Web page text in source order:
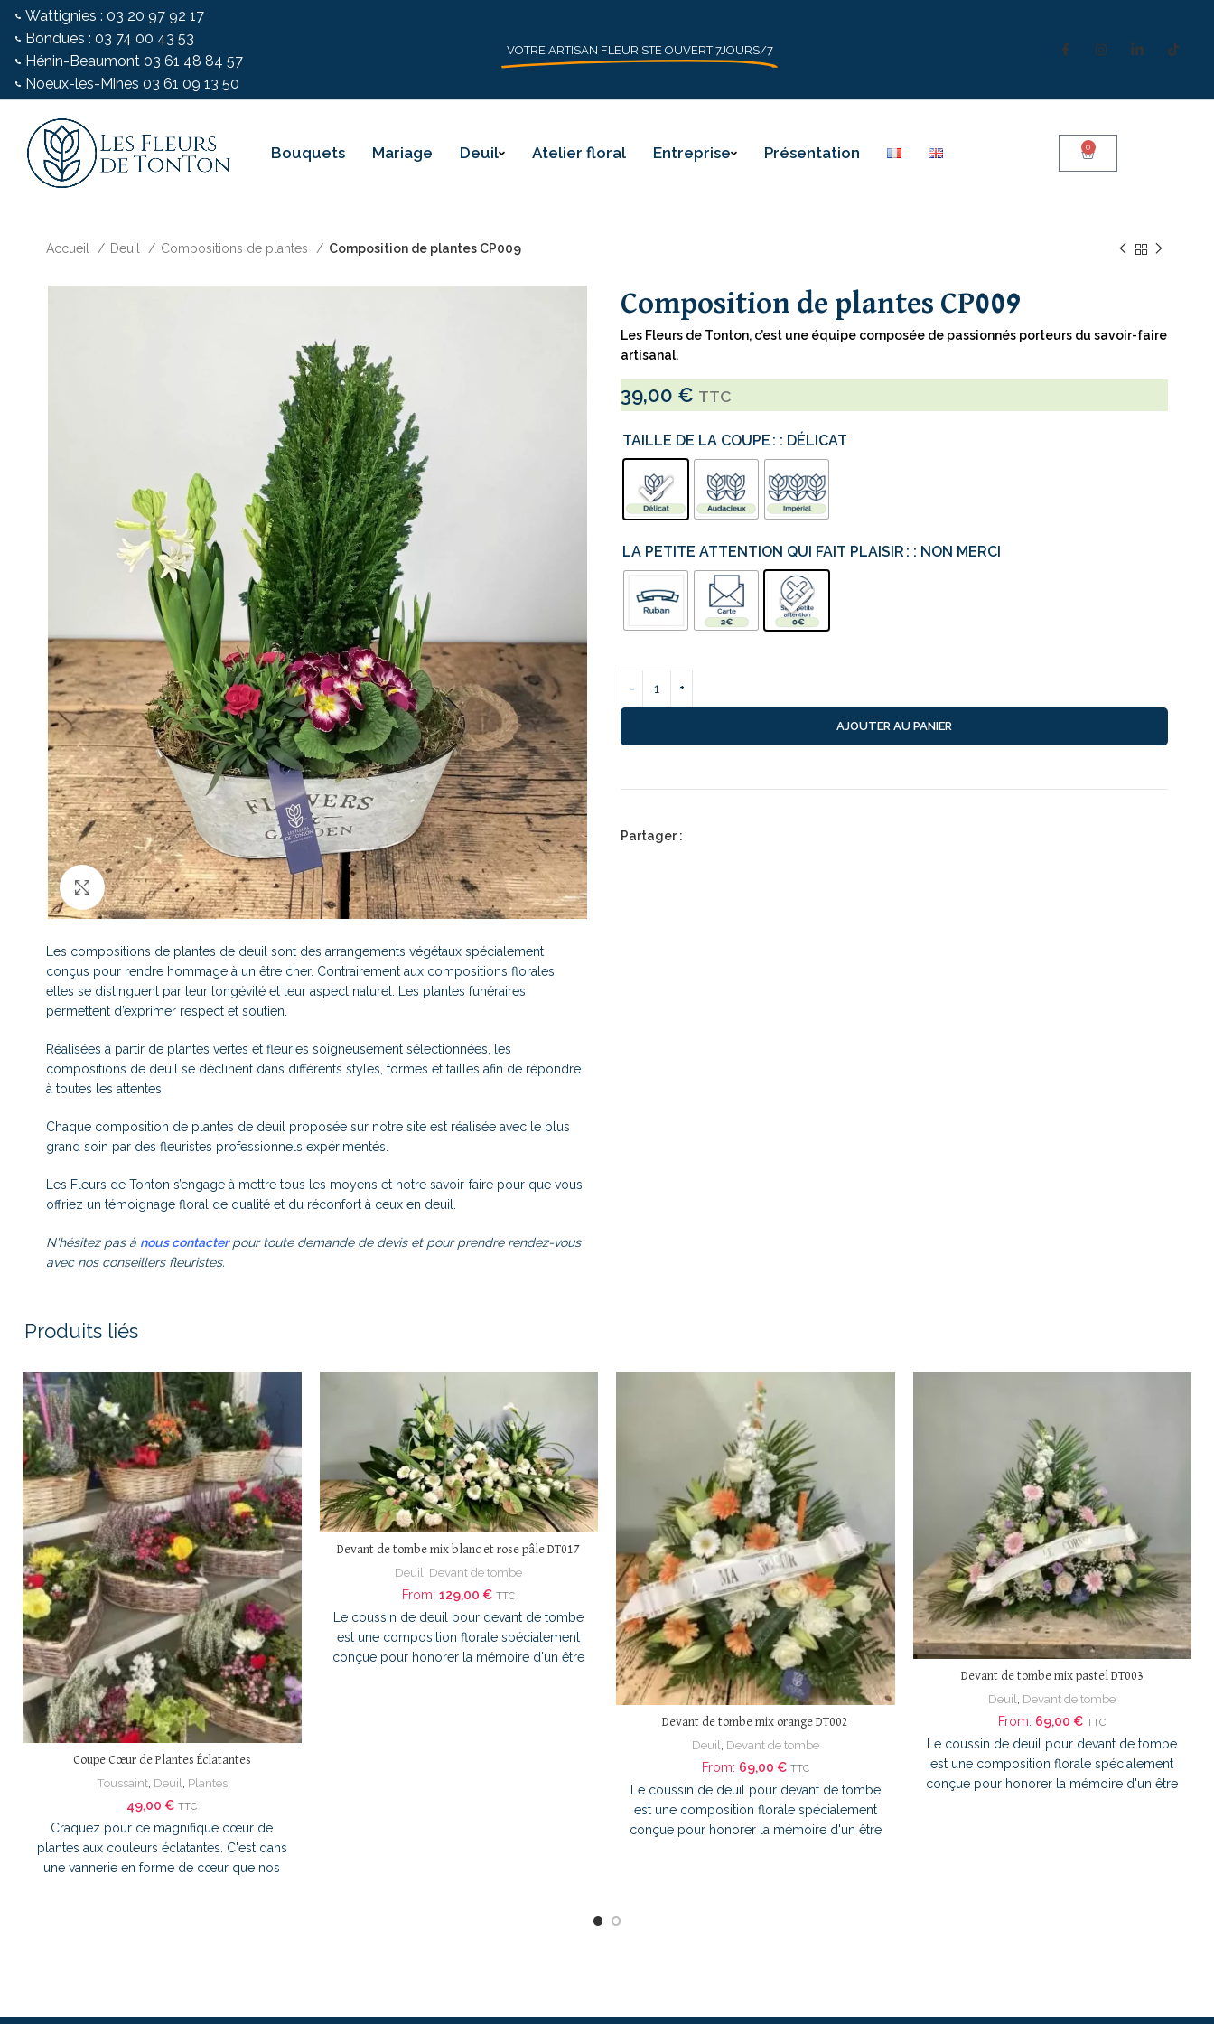
Wattignies : 03 20 97 92 17
Bondues : 03 74 00 43 53
Hénin-Beaumont 03 61 48 84 57
Noeux-les-Mines 03 61 09 13 50
VOTRE ARTISAN FLEURISTE OUVERT 7JOURS/7
Bouquets Mariage Deuil Atelier floral Entreprise Présentation 0
Accueil Deuil Compositions de plantes Composition de plantes CP009
Click to enlarge
Les compositions de plantes de deuil sont des arrangements végétaux spécialement
conçus pour rendre hommage à un être cher. Contrairement aux compositions florales,
elles se distinguent par leur longévité et leur aspect naturel. Les plantes funéraires
permettent d’exprimer respect et soutien.
Réalisées à partir de plantes vertes et fleuries soigneusement sélectionnées, les
compositions de deuil se déclinent dans différents styles, formes et tailles afin de répondre
à toutes les attentes.
Chaque composition de plantes de deuil proposée sur notre site est réalisée avec le plus
grand soin par des fleuristes professionnels expérimentés.
Les Fleurs de Tonton s’engage à mettre tous les moyens et notre savoir-faire pour que vous
offriez un témoignage floral de qualité et du réconfort à ceux en deuil.
N'hésitez pas à nous contacterpour toute demande de devis et pour prendre rendez-vous
avec nos conseillers fleuristes.
Composition de plantes CP009
Les Fleurs de Tonton, c’est une équipe composée de passionnés porteurs du savoir-faire
artisanal.
39,00 € TTC
TAILLE DE LA COUPE : DÉLICAT
LA PETITE ATTENTION QUI FAIT PLAISIR : NON MERCI
AJOUTER AU PANIER
Partager :
Produits liés
Coupe Cœur de Plantes Éclatantes
Toussaint, Deuil, Plantes
49,00 € TTC
Craquez pour ce magnifique cœur de
plantes aux couleurs éclatantes. C'est dans
une vannerie en forme de cœur que nos
Devant de tombe mix blanc et rose pâle DT017
Deuil Devant de tombe
From:129,00 € TTC
Le coussin de deuil pour devant de tombe
est une composition florale spécialement
conçue pour honorer la mémoire d'un être
homme raffiné et empreint de délicatesse
Devant de tombe mix orange DT002
Deuil Devant de tombe
From: 69,00 € TTC
Le coussin de deuil pour devant de tombe
est une composition florale spécialement
conçue pour honorer la mémoire d'un être
Devant de tombe mix pastel DT003
Deuil Devant de tombe
From: 69,00 € TTC
Le coussin de deuil pour devant de tombe
est une composition florale spécialement
conçue pour honorer la mémoire d'un être